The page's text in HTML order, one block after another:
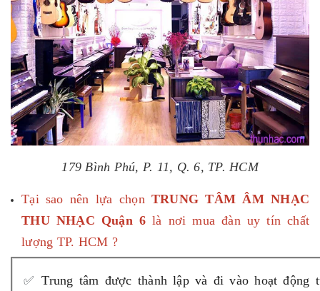
179 Bình Phú, P. 11, Q. 6, TP. HCM
Tại sao nên lựa chọn TRUNG TÂM ÂM NHẠC
THU NHẠC Quận 6 là nơi mua đàn uy tín chất
lượng TP. HCM ?
✅Trung tâm được thành lập và đi vào hoạt động